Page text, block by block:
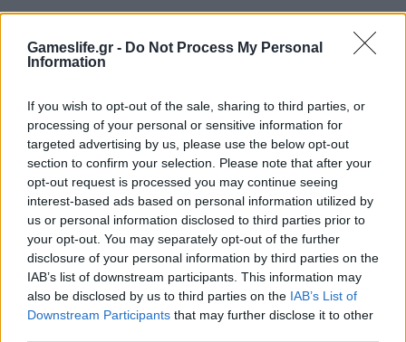
Gameslife.gr - Do Not Process My Personal
Information
If you wish to opt-out of the sale, sharing to third parties, or
processing of your personal or sensitive information for
targeted advertising by us, please use the below opt-out
section to confirm your selection. Please note that after your
opt-out request is processed you may continue seeing
interest-based ads based on personal information utilized by
us or personal information disclosed to third parties prior to
your opt-out. You may separately opt-out of the further
disclosure of your personal information by third parties on the
IAB’s list of downstream participants. This information may
also be disclosed by us to third parties on the IAB’s List of
Downstream Participants that may further disclose it to other